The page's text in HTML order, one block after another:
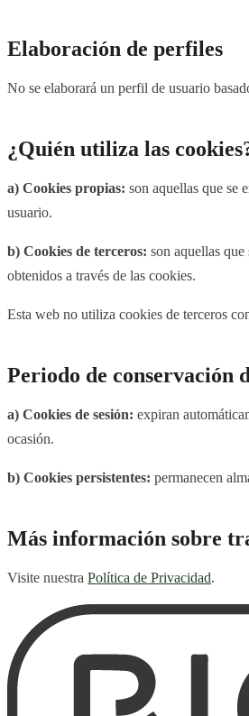
Elaboración de perfiles
No se elaborará un perfil de usuario
¿Quién utiliza las
a) Cookies propias: son aquellas que se
usuario.
b) Cookies de terceros: son aquellas
obtenidos a través de las cookies.
Esta web no utiliza cookies de terceros
Periodo de conservación
a) Cookies de sesión: expiran
ocasión.
b) Cookies persistentes: permanecen
Más información sobre
Visite nuestra Política de Privacidad.